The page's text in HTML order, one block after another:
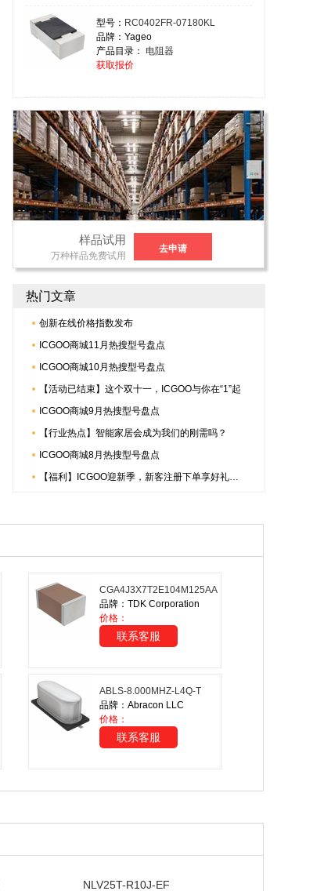
型号： RC0402FR-07180KL
品牌：Yageo
产品目录： 电阻器
获取报价
样品试用
万种样品免费试用
去申请
热门文章
创新在线价格指数发布
ICGOO商城11月热搜型号盘点
ICGOO商城10月热搜型号盘点
【活动已结束】这个双十一，ICGOO与你在“1”起
ICGOO商城9月热搜型号盘点
【行业热点】智能家居会成为我们的刚需吗？
ICGOO商城8月热搜型号盘点
【福利】ICGOO迎新季，新客注册下单享好礼，更有倍捷连接器多重惊喜哟~
CGA4J3X7T2E104M125AA
品牌：TDK Corporation
价格：
联系客服
ABLS-8.000MHZ-L4Q-T
品牌：Abracon LLC
价格：
联系客服
NLV25T-R10J-EF